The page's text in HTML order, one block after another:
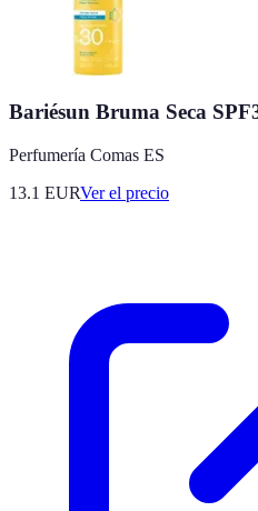
Bariésun Bruma Seca
Perfumería Comas ES
13.1 EURVer el precio